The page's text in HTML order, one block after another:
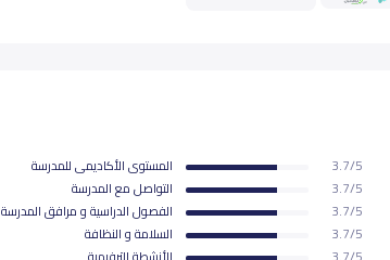
3.7/5
المستوى اﻷكاديمى للمدرسة
3.7/5
التواصل مع المدرسة
3.7/5
الفصول الدراسية و مرافق المدرسة
3.7/5
السلامة و النظافة